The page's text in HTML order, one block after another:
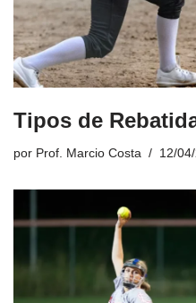
Tipos de
por Prof. Marcio Costa 12/